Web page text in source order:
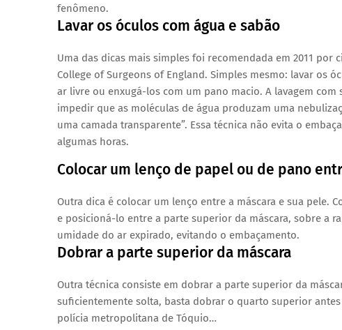
fenômeno.
Lavar os óculos com água e sabão
Uma das dicas mais simples foi recomendada em 2011
College of Surgeons of England. Simples mesmo: lavar os
ar livre ou enxugá-los com um pano macio. A lavagem
impedir que as moléculas de água produzam uma
uma camada transparente”. Essa técnica não evita o
algumas horas.
Colocar um lenço de papel ou de pano
Outra dica é colocar um lenço entre a máscara e sua pele.
e posicioná-lo entre a parte superior da máscara, sobre a
umidade do ar expirado, evitando o embaçamento.
Dobrar a parte superior da máscara
Outra técnica consiste em dobrar a parte superior da
suficientemente solta, basta dobrar o quarto superior
polícia metropolitana de Tóquio…